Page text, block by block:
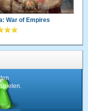
War of Empires